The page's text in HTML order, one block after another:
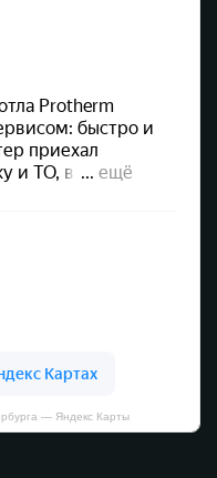
— Яндекс Карты